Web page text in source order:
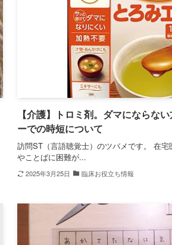
【介護】トロミ剤。ダマにならな
ーでの時短について
訪問ST（言語聴覚士）のツバメです。 在
やことばに困難が...
2025年3月25日 臨床お役立ち情報